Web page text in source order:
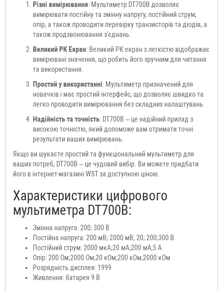
Різні вимірювання: Мультиметр DT700B дозволяє
вимірювати постійну та змінну напругу, постійний струм,
опір, а також проводити перевірку транзисторів та діодів, а
також продзвонювання з'єднань.
Великий РК Екран: Великий РК екран з легкістю відображає
вимірювані значення, що робить його зручним для читання
та використання.
Простий у використанні: Мультиметр призначений для
новачків і має простий інтерфейс, що дозволяє швидко та
легко проводити вимірювання без складних налаштувань.
Надійність та точність: DT700B – це надійний прилад з
високою точністю, який допоможе вам отримати точні
результати ваших вимірювань.
Якщо ви шукаєте простий та функціональний мультиметр для
ваших потреб, DT700B – це чудовий вибір. Ви можете придбати
його в інтернет-магазині WST за доступною ціною.
Характеристики цифрового
мультиметра DT700B:
Змінна напруга: 200; 300 В
Постійна напруга: 200 мВ; 2000 мВ; 20; 200;300 В
Постійний струм: 2000 мкА;20 мА;200 мА;5 А
Опір: 200 Ом;2000 Ом;20 кОм;200 кОм;2000 кОм
Розрядність дисплея: 1999
Живлення: батарея 9 В